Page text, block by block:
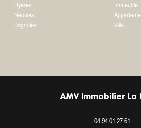
Hyères
Néoules
Brignoles
Immeuble
Villa
AMV Immobilier La
04 94 01 27 61